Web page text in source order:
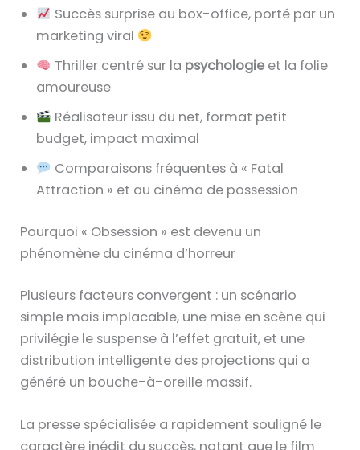
Succès surprise au box-office, porté par un
marketing viral
Thriller centré sur la psychologieet la folie
amoureuse
Réalisateur issu du net, format petit
budget, impact maximal
Comparaisons fréquentes à « Fatal
Attraction » et au cinéma de possession
Pourquoi « Obsession » est devenu un
phénomène du cinéma d’horreur
Plusieurs facteurs convergent : un scénario
simple mais implacable, une mise en scène qui
privilégie le suspense à l’effet gratuit, et une
distribution intelligente des projections qui a
généré un bouche-à-oreille massif.
La presse spécialisée a rapidement souligné le
caractère inédit du succès, notant que le film